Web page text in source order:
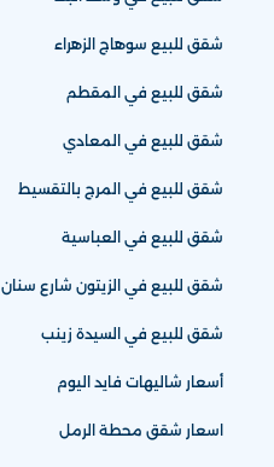
شقق للبيع سوهاج الزهراء
شقق للبيع في المقطم
شقق للبيع في المعادي
شقق للبيع في المرج بالتقسيط
شقق للبيع في العباسية
شقق للبيع في الزيتون شارع سنان
شقق للبيع في السيدة زينب
أسعار شاليهات فايد اليوم
اسعار شقق محطة الرمل